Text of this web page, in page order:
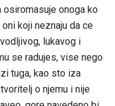
osiromasuje onoga ko
koji neznaju da ce
lukavog i
se radujes, vise nego
tuga, kao sto iza
o njemu i nije